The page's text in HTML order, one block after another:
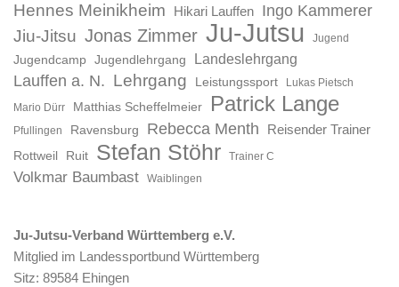
Hennes Meinikheim
Hikari Lauffen Ingo Kammerer
Jiu-Jitsu Jonas Zimmer Ju-Jutsu Jugend
Jugendcamp Jugendlehrgang Landeslehrgang
Lauffen a. N. Lehrgang Leistungssport
Lukas Pietsch
Mario Dürr
Matthias Scheffelmeier Patrick Lange
Pfullingen Ravensburg Rebecca Menth Reisender Trainer
Rottweil Ruit Stefan Stöhr Trainer C
Volkmar Baumbast Waiblingen
Ju-Jutsu-Verband Württemberg e.V.
Mitglied im Landessportbund Württemberg
Sitz: 89584 Ehingen